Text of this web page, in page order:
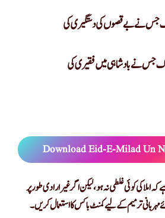
جس نے بے قصوں کی دستگیری کی
جس نے بادشاہی میں فقیری کی
Download Eid-E-Milad Un
کی کوئی غلطی نہ ہو، لیکن اگر غیر ارادی طور پر
مہربانی ترمیم کے لیے کمنٹ باکس کا استعمال کریں۔